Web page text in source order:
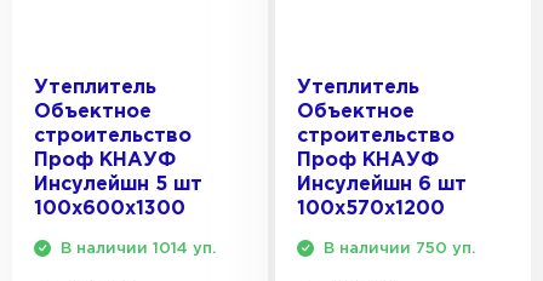
Утеплитель
Объектное
строительство
Проф КНАУФ
Инсулейшн 5 шт
100х600х1300
В наличии 1014 уп.
Утеплитель
Объектное
строительство
Проф КНАУФ
Инсулейшн 6 шт
100х570х1200
В наличии 750 уп.
Утеплитель Термит
Утеплитель Теплекс